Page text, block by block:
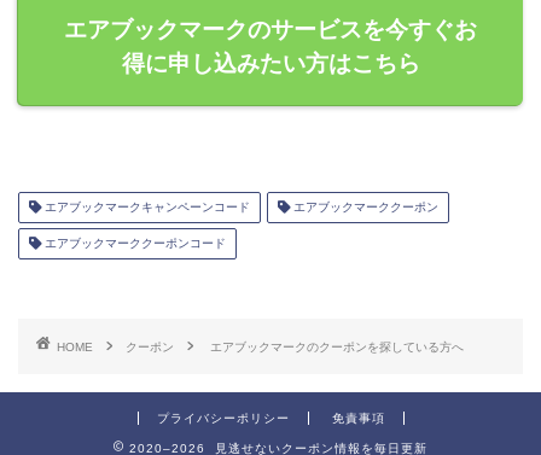
エアブックマークのサービスを今すぐお
得に申し込みたい方はこちら
エアブックマークキャンペーンコード エアブックマーククーポン
エアブックマーククーポンコード
HOME クーポン エアブックマークのクーポンを探している方へ
プライバシーポリシー 免責事項
2020–2026 見逃せないクーポン情報を毎日更新